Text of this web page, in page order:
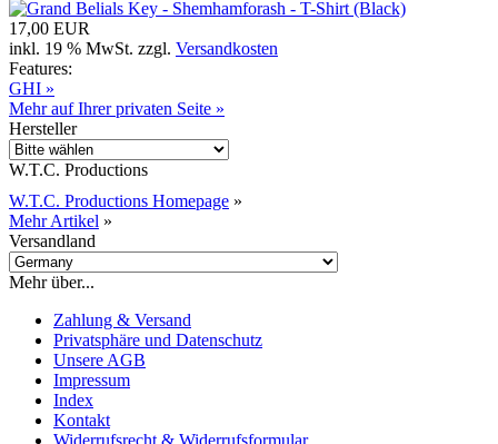
17,00 EUR
inkl. 19 % MwSt. zzgl. Versandkosten
Features:
GHI »
Mehr auf Ihrer privaten Seite »
Hersteller
W.T.C. Productions
W.T.C. Productions Homepage »
Mehr Artikel »
Versandland
Mehr über...
Zahlung & Versand
Privatsphäre und Datenschutz
Unsere AGB
Impressum
Index
Kontakt